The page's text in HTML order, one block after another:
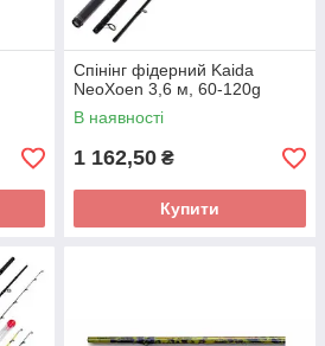
Спінінг фідерний Kaida
NeoXoen 3,6 м, 60-120g
В наявності
1 162,50 ₴
Купити